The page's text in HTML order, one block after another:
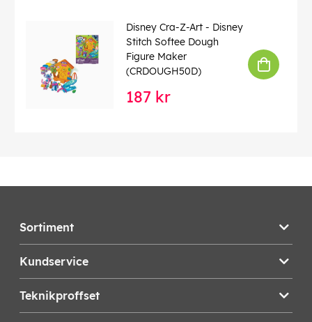
Disney Cra-Z-Art - Disney
Stitch Softee Dough
Figure Maker
(CRDOUGH50D)
187 kr
Sortiment
Kundservice
Teknikproffset